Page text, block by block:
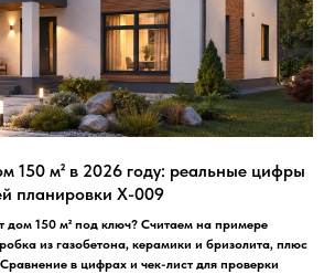
150 м² в 2026 году: реальные цифры
планировки X-009
дом 150 м² под ключ? Считаем на примере
из газобетона, керамики и бризолита, плюс
в цифрах и чек-лист для проверки